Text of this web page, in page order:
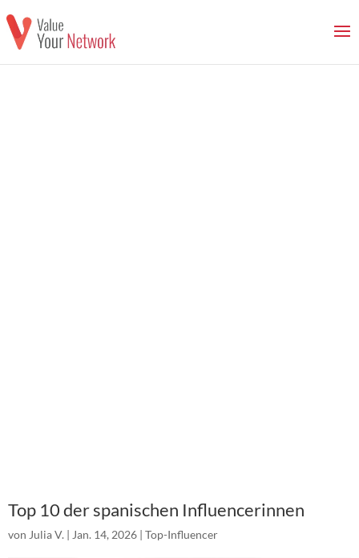
Top 10 der spanischen Influencerinnen
von Julia V. | Jan. 14, 2026 | Top-Influencer